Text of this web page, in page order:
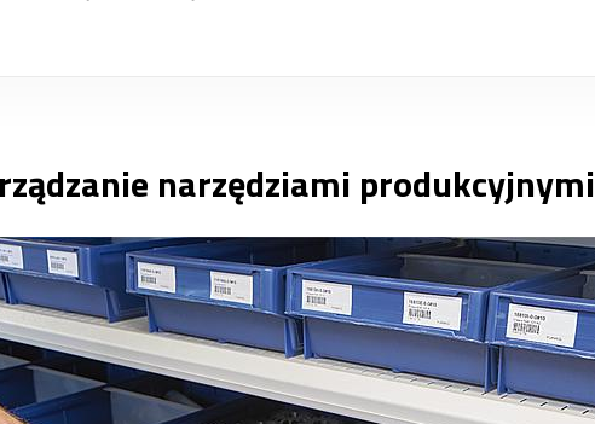
narzędziami produkcyjnymi